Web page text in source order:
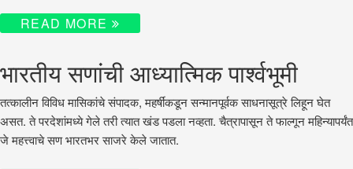
READ MORE
भारतीय सणांची आध्यात्मिक पार्श्वभूमी
तत्कालीन विविध मासिकांचे संपादक, महर्षींकडून सन्मानपूर्वक साधनासूत्रे लिहून घेत
असत. ते परदेशांमध्ये गेले तरी त्यात खंड पडला नव्हता. चैत्रापासून ते फाल्गून महिन्यापर्यंत
जे महत्त्वाचे सण भारतभर साजरे केले जातात.